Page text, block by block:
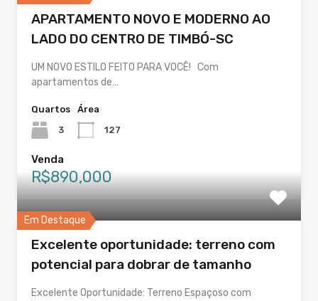
APARTAMENTO NOVO E MODERNO AO
LADO DO CENTRO DE TIMBÓ-SC
UM NOVO ESTILO FEITO PARA VOCÊ! Com
apartamentos de…
Quartos
3
Área
127
Venda
R$890,000
Em Destaque
Excelente oportunidade: terreno com
potencial para dobrar de tamanho
Excelente Oportunidade: Terreno Espaçoso com